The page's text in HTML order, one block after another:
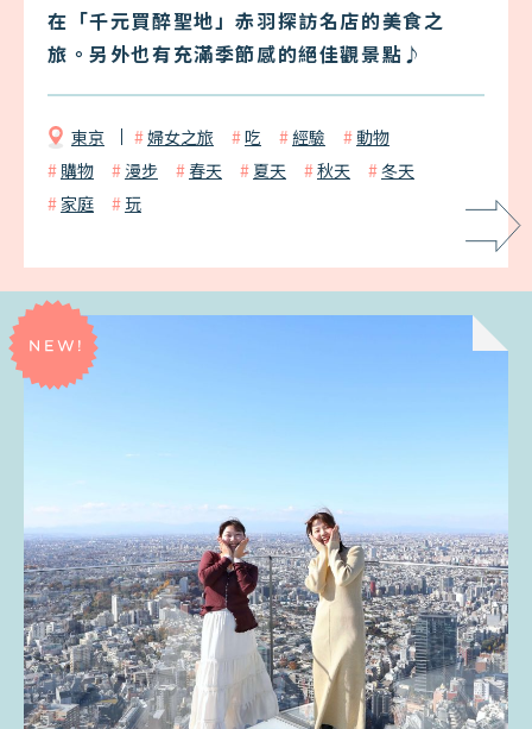
在「千元買醉聖地」赤羽探訪名店的美食之
旅。另外也有充滿季節感的絕佳觀景點♪
東京 婦女之旅 吃 經驗
動物
購物
漫步 春天 夏天 秋天
冬天
家庭
玩